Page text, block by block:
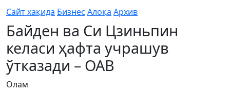
Сайт хақида Бизнес Алоқа Архив
Байден ва Си Цзиньпин
келаси ҳафта учрашув
ўтказади – ОАВ
Олам